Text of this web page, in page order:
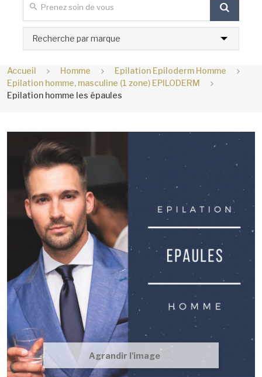
Recherche par marque
Accueil Homme
Epilation Epiloderm Homme
Epilation homme, masculine (1 zone) EPILODERM
Epilation homme les épaules
Agrandir l'image